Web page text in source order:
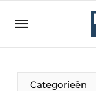
Aanmelden
Bedrijven
Categorieën